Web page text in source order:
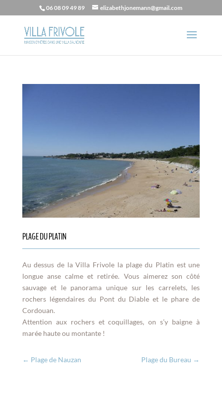
06 08 09 49 89 elizabethjonemann@gmail.com
PLAGE DU PLATIN
Au dessus de la Villa Frivole la plage du Platin est une
longue anse calme et retirée. Vous aimerez son côté
sauvage et le panorama unique sur les carrelets, les
rochers légendaires du Pont du Diable et le phare de
Cordouan.
Attention aux rochers et coquillages, on s’y baigne à
marée haute ou montante !
← Plage de Nauzan Plage du Bureau →